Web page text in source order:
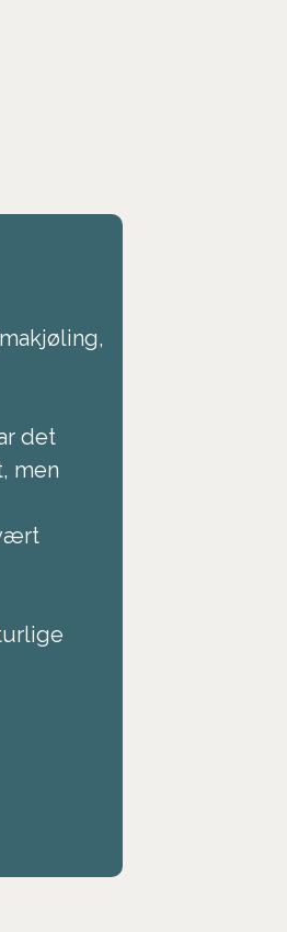
det
men